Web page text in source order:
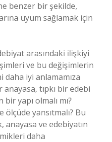
benzer bir şekilde,
uyum sağlamak için
arasındaki ilişkiyi
ve bu değişimlerin
iyi anlamamıza
tıpkı bir edebi
yapı olmalı mı?
yansıtmalı? Bu
ve edebiyatın
daha